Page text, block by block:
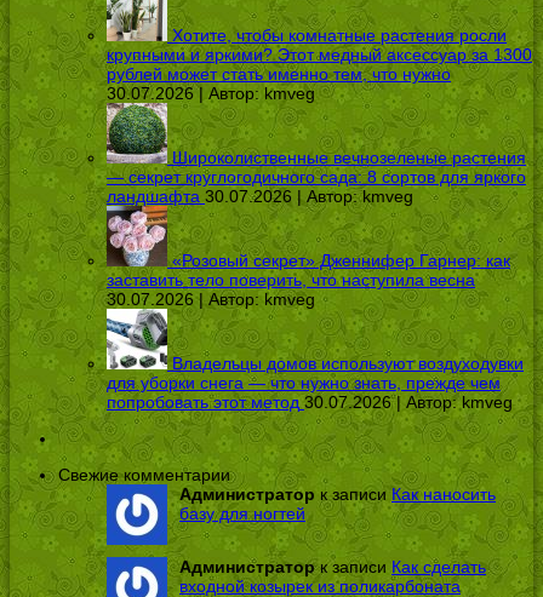
Хотите, чтобы комнатные растения росли
крупными и яркими? Этот медный аксессуар за 1300
рублей может стать именно тем, что нужно
30.07.2026 | Автор: kmveg
Широколиственные вечнозеленые растения
— секрет круглогодичного сада: 8 сортов для яркого
ландшафта 30.07.2026 | Автор:kmveg
«Розовый секрет» Дженнифер Гарнер: как
заставить тело поверить, что наступила весна
30.07.2026 | Автор: kmveg
Владельцы домов используют воздуходувки
для уборки снега — что нужно знать, прежде чем
попробовать этот метод 30.07.2026 | Автор:kmveg
Свежие комментарии
Администратор к записиКак наносить
базу для ногтей
Администраторк записи Как сделать
входной козырек из поликарбоната